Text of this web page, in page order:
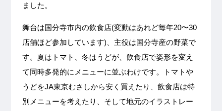
ました。
舞台は国分寺市内の飲食店(変動はあれど毎年20〜30
店舗ほど参加しています)、主役は国分寺産の野菜で
す。夏はトマト、冬はうどが、飲食店で姿形を変え
て同時多発的にメニューに並ぶわけです。トマトや
うどをJA東京むさしから安く買えたり、飲食店は特
別メニューを考えたり、そして地元のイラストレー